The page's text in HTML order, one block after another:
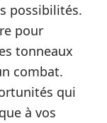
possibilités.
pour
tonneaux
combat.
qui
à vos